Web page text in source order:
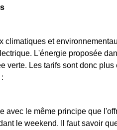
et
L'énergie proposée
verte. Les tarifs sont donc
avec le même principe que
le weekend. Il faut savoir